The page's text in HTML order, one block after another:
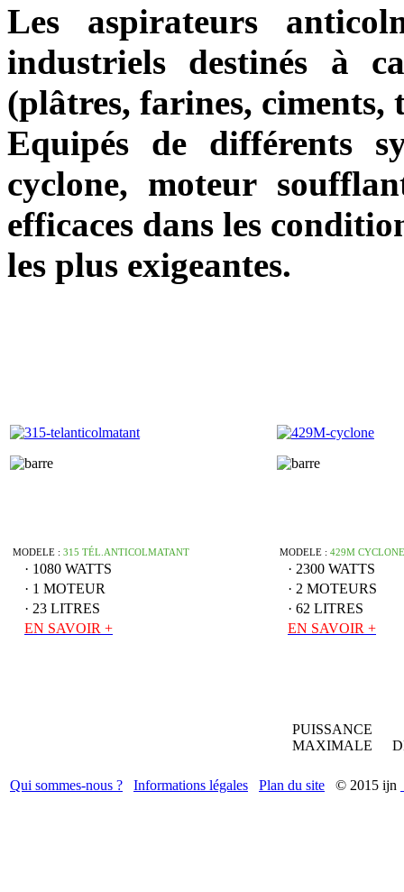
Les aspirateurs
industriels destinés à
(plâtres, farines,
Equipés de différents
cyclone, moteur
efficaces dans les
les plus exigeantes.
MODELE : 315 TÉL.ANTICOLMATANT
· 1080 WATTS
· 1 MOTEUR
· 23 LITRES
EN SAVOIR +
MODELE : 429M CYCLONE
· 2300 WATTS
· 2 MOTEURS
· 62 LITRES
EN SAVOIR +
PUISSANCE
MAXIMALE
Qui sommes-nous ? Informations légales Plan du site © 2015 ijn